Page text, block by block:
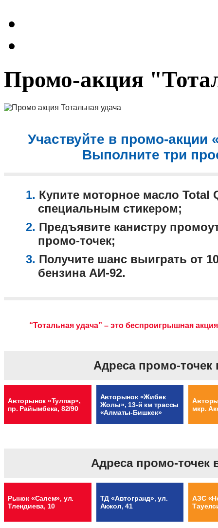
Промо-акция
Участвуйте в промо-акции
Выполните три
1. Купите моторное масло Total
специальным стикером;
2. Предъявите канистру
промо-точек;
3. Получите шанс выиграть от
бензина АИ-92.
“Тотальная удача” – это беспроигрышная
Адреса промо-точек
Авторынок «Тулпар»,
пр. Райымбека, 82/90
Авторынок «Жибек
Жолы», 13-й км трассы
«Алматы-Бишкек»
мкр.
Адреса промо-точек
Рынок «Салем», ул.
Тлендиева, 10
ТД «Автогранд», ул.
Акжол, 41
АЗС